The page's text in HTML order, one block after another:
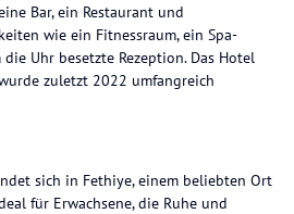
Bar, ein Restaurant und
wie ein Fitnessraum, ein Spa-
Uhr besetzte Rezeption. Das Hotel
zuletzt 2022 umfangreich
sich in Fethiye, einem beliebten Ort
für Erwachsene, die Ruhe und